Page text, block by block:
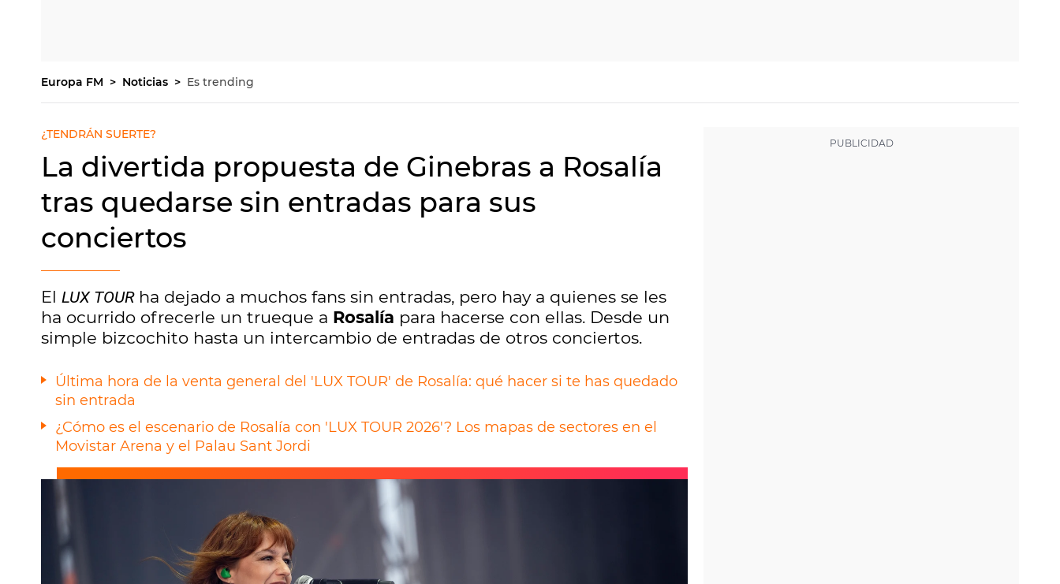
Europa FM Noticias Es trending
¿TENDRÁN SUERTE?
La divertida propuesta de Ginebras a Rosalía
tras quedarse sin entradas para sus
conciertos
El LUX TOUR ha dejado a muchos fans sin entradas, pero hay a quienes se les
ha ocurrido ofrecerle un trueque a Rosalía para hacerse con ellas. Desde un
simple bizcochito hasta un intercambio de entradas de otros conciertos.
Última hora de la venta general del 'LUX TOUR' de Rosalía: qué hacer si te has quedado
sin entrada
¿Cómo es el escenario de Rosalía con 'LUX TOUR 2026'? Los mapas de sectores en el
Movistar Arena y el Palau Sant Jordi